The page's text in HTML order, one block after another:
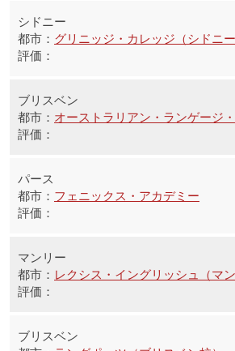
シドニー
グリニッジ・カレッジ（シドニー
ブリスベン
オーストラリアン・ランゲージ
パース
フェニックス・アカデミー
マンリー
レクシス・イングリッシュ（マン
ブリスベン